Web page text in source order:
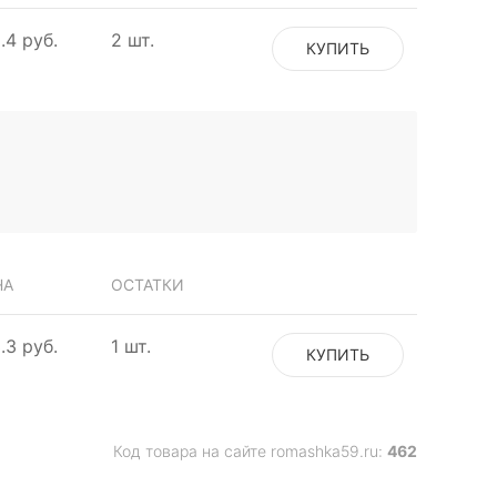
руб. 2 шт. КУПИТЬ
ОСТАТКИ
руб. 1 шт. КУПИТЬ
Код товара на сайте romashka59.ru: 462